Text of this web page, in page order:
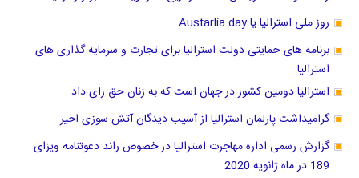
روز ملی استرالیا یا Austarlia day
برنامه های حمایتی دولت استرالیا برای تجارت و سرمایه گذاری های
استرالیا
استرالیا دومین کشور در جهان است که به زنان حق رای داد.
گرامیداشت پارلمان استرالیا از آسیب دیدگان آتش سوزی اخیر
گزارش رسمی اداره مهاجرت استرالیا در خصوص راند دعوتنامه ویزای
189 در ماه ژانویه 2020